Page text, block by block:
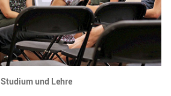
Studium und Lehre